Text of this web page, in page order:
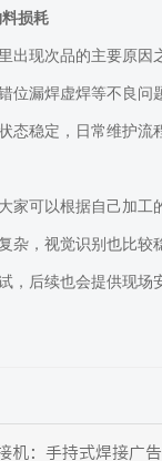
损耗
出现次品的主要原
位漏焊虚焊等不良问
态稳定，日常维护
家可以根据自己加
杂，视觉识别也比
，后续也会提供现场